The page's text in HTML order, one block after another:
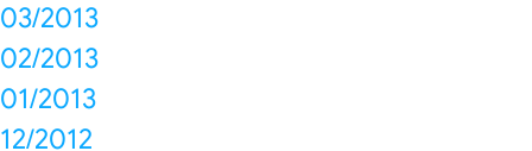
03/2013
02/2013
01/2013
12/2012